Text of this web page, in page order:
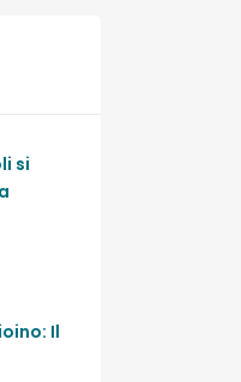
si
Il